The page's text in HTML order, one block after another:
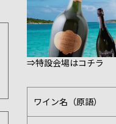
⇒特設会場はコチラ
ワイン名（原語）